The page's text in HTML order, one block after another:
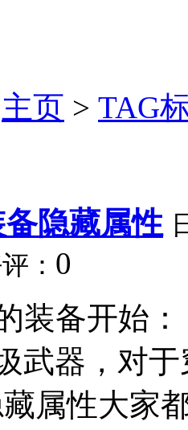
主页 > TAG
隐藏属性
： 0
装备开始
武器，对
属性大家